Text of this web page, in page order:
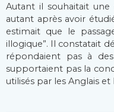
Autant il souhaitait une
autant après avoir
estimait que le
illogique”. Il constatait
répondaient pas à
supportaient pas la
utilisés par les Anglais et